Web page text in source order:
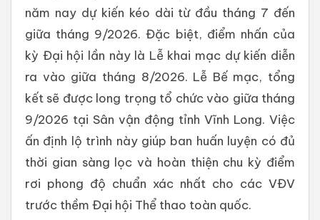
năm nay dự kiến kéo dài từ đầu tháng 7 đến
giữa tháng 9/2026. Đặc biệt, điểm nhấn của
kỳ Đại hội lần này là Lễ khai mạc dự kiến diễn
ra vào giữa tháng 8/2026. Lễ Bế mạc, tổng
kết sẽ được long trọng tổ chức vào giữa tháng
9/2026 tại Sân vận động tỉnh Vĩnh Long. Việc
ấn định lộ trình này giúp ban huấn luyện có đủ
thời gian sàng lọc và hoàn thiện chu kỳ điểm
rơi phong độ chuẩn xác nhất cho các VĐV
trước thềm Đại hội Thể thao toàn quốc.